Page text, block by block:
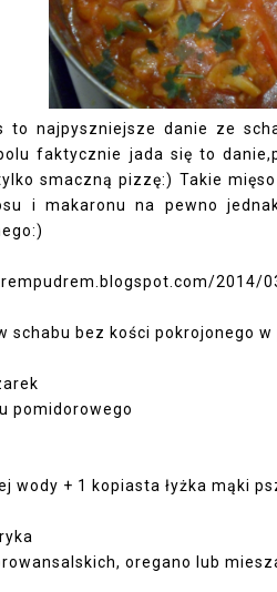
to najpyszniejsze danie ze
faktycznie jada się to
smaczną pizzę:) Takie
i makaronu na pewno
2014/
schabu bez kości pokrojonego
pomidorowego
wody + 1 kopiasta łyżka mąki
oregano lub